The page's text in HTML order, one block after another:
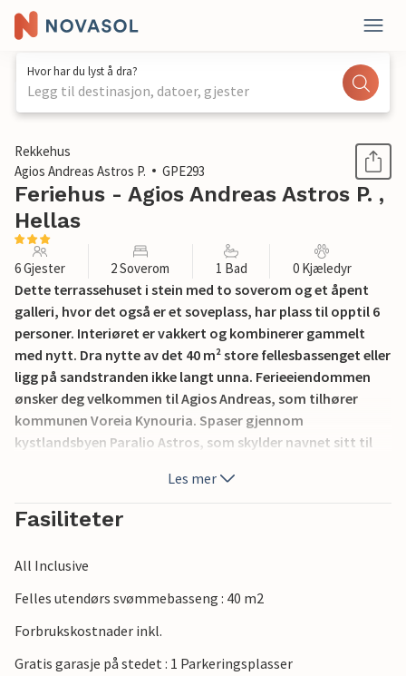
Hvor har du lyst å dra?
Legg til destinasjon, datoer, gjester
1 / 20
Rekkehus
Agios Andreas Astros P.
GPE293
Feriehus - Agios Andreas Astros P. ,
Hellas
6 Gjester 2 Soverom 1 Bad 0 Kjæledyr
Dette terrassehuset i stein med to soverom og et åpent
galleri, hvor det også er et soveplass, har plass til opptil 6
personer. Interiøret er vakkert og kombinerer gammelt
med nytt. Dra nytte av det 40 m² store fellesbassenget eller
ligg på sandstranden ikke langt unna. Ferieeiendommen
ønsker deg velkommen til Agios Andreas, som tilhører
kommunen Voreia Kynouria. Spaser gjennom
kystlandsbyen Paralio Astros, som skylder navnet sitt til
ligger på toppen av bakken, og en fantastisk utsikt venter
på deg.
Les mer
Fasiliteter
All Inclusive
Felles utendørs svømmebasseng : 40 m2
Forbrukskostnader inkl.
Gratis garasje på stedet : 1 Parkeringsplasser